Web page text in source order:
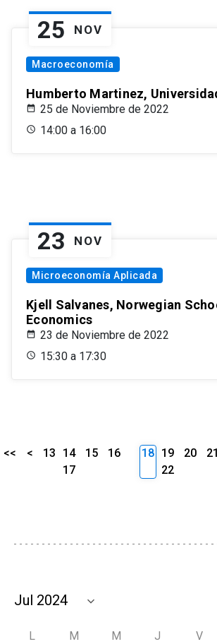
25 NOV
Macroeconomía
Humberto Martinez,
25 de Noviembre de 2022
14:00 a 16:00
23 NOV
Microeconomía Aplicada
Kjell Salvanes, Norwegian
Economics
23 de Noviembre de 2022
15:30 a 17:30
<< < 13 14 15
16
17
18 19 20
21
22
L M M J V